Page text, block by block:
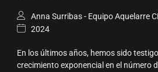
Anna Surribas - Equipo Aquelarre
2024
En los últimos años, hemos sido
crecimiento exponencial en el número